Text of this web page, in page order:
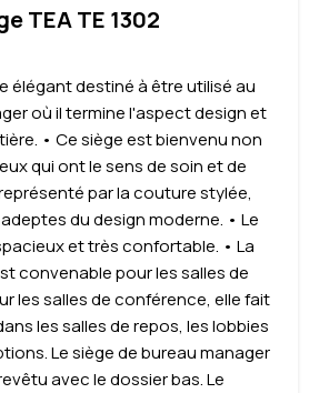
TEA TE 1302
élégant destiné à être utilisé au
où il termine l'aspect design et
• Ce siège est bienvenu non
qui ont le sens de soin et de
par la couture stylée,
du design moderne. • Le
et très confortable. • La
convenable pour les salles de
les salles de conférence, elle fait
les salles de repos, les lobbies
Le siège de bureau manager
avec le dossier bas. Le